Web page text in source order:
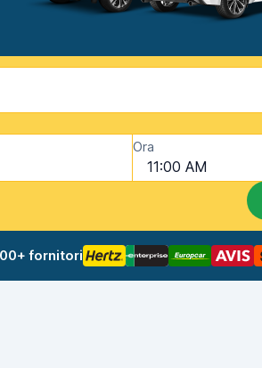
Ora
11:00 AM
fornitori